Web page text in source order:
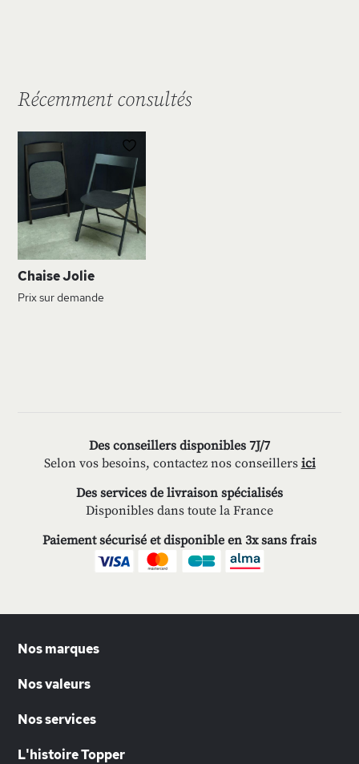
Récemment consultés
Chaise Jolie
Prix sur demande
LISTE
D’ENVIE
Des conseillers disponibles 7J/7
Selon vos besoins, contactez nos conseillers ici
Des services de livraison spécialisés
Disponibles dans toute la France
Paiement sécurisé et disponible en 3x sans frais
Nos marques
Nos valeurs
Nos services
L'histoire Topper